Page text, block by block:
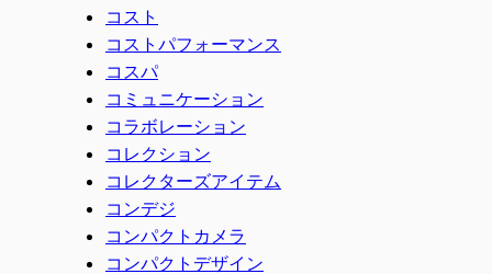
コスト
コストパフォーマンス
コスパ
コミュニケーション
コラボレーション
コレクション
コレクターズアイテム
コンデジ
コンパクトカメラ
コンパクトデザイン